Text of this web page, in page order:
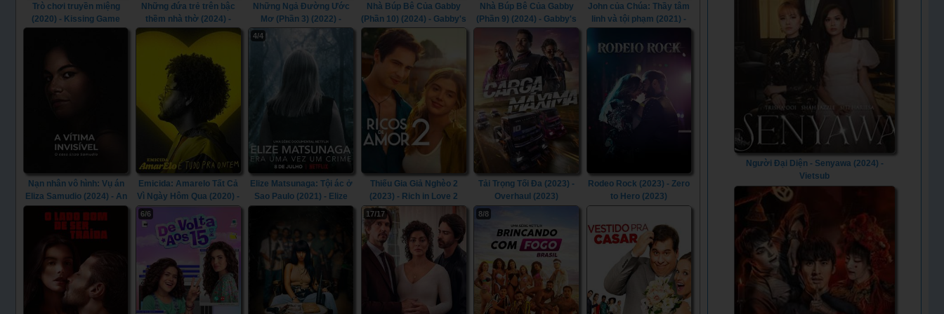
Trò chơi truyền miệng
(2020) - Kissing Game
Những đứa trẻ trên bậc
thềm nhà thờ (2024) -
Children of the Church
Steps (2024)
Những Ngả Đường Ước
Mơ (Phần 3) (2022) -
Sintonia (Season 3) (2022)
Nhà Búp Bê Của Gabby
(Phần 10) (2024) - Gabby's
Dollhouse (Season 10)
(2024)
Nhà Búp Bê Của Gabby
(Phần 9) (2024) - Gabby's
Dollhouse (Season 9)
(2024)
John của Chúa: Thầy tâm
linh và tội phạm (2021) -
of a Spiritual Healer
Nạn nhân vô hình: Vụ án
Eliza Samudio (2024) - An
Invisible Victim: The Eliza
Samudio Case (2024)
Emicida: Amarelo Tất Cả
Vì Ngày Hôm Qua (2020) -
Emicida: AmarElo - It's All
for Yesterday (2020)
4/4
Elize Matsunaga: Tội ác ở
Sao Paulo (2021) - Elize
Matsunaga: Once Upon a
Thiếu Gia Giả Nghèo 2
(2023) - Rich in Love 2
(2023)
Tải Trọng Tối Đa (2023) -
Overhaul (2023)
Rodeo Rock (2023) - Zero
to Hero (2023)
6/6 17/17 8/8
Người Đại Diện - Senyawa (2024) -
Vietsub